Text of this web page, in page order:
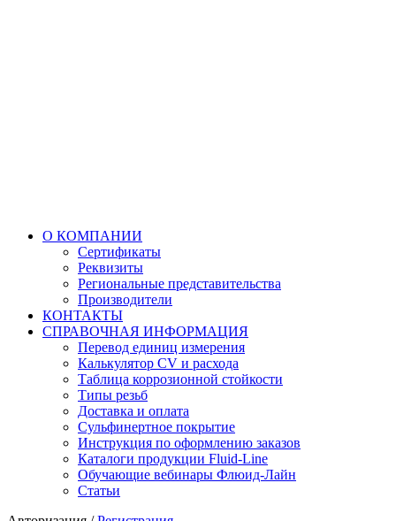
О КОМПАНИИ
Сертификаты
Реквизиты
Региональные представительства
Производители
КОНТАКТЫ
СПРАВОЧНАЯ ИНФОРМАЦИЯ
Перевод единиц измерения
Калькулятор CV и расхода
Таблица коррозионной стойкости
Типы резьб
Доставка и оплата
Сульфинертное покрытие
Инструкция по оформлению заказов
Каталоги продукции Fluid-Line
Обучающие вебинары Флюид-Лайн
Статьи